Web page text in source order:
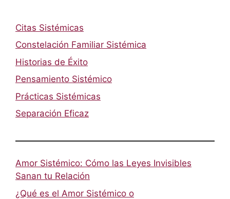
Citas Sistémicas
Constelación Familiar Sistémica
Historias de Éxito
Pensamiento Sistémico
Prácticas Sistémicas
Separación Eficaz
Amor Sistémico: Cómo las Leyes Invisibles
Sanan tu Relación
¿Qué es el Amor Sistémico o